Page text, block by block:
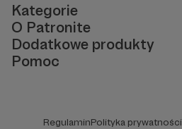
Kategorie
O Patronite
Dodatkowe produkty
Pomoc
RegulaminPolityka prywatności